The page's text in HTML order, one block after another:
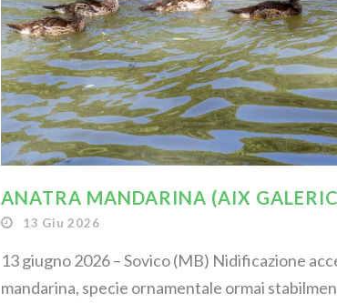
ANATRA MANDARINA (AIX
13 Giu 2026
13 giugno 2026 – Sovico (MB) Nidificazione
mandarina, specie ornamentale ormai